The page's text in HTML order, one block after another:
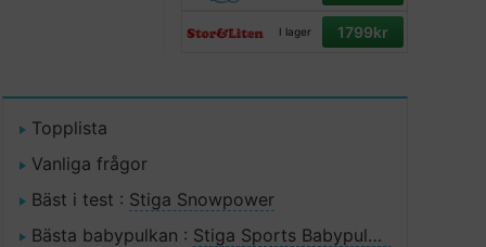
I lager 1799kr
Topplista
Vanliga frågor
Bäst i test : Stiga Snowpower
Bästa babypulkan : Stiga Sports Babypulka Cruiser